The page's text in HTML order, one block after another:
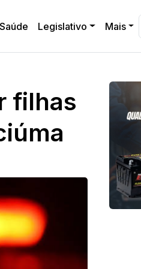
Saúde Legislativo Mais
filhas